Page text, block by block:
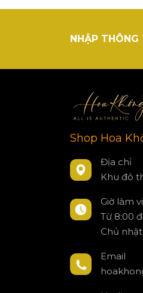
NHẬP
Shop Hoa
Địa chỉ
Khu đô
Giờ làm
Từ 8:00
Chủ nhật
Email